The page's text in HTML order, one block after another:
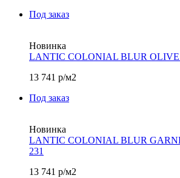
Под заказ
Новинка
LANTIC COLONIAL BLUR OLIVE
13 741 р/м2
Под заказ
Новинка
LANTIC COLONIAL BLUR
231
13 741 р/м2